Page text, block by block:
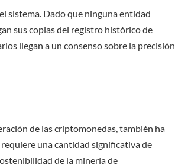
sistema. Dado que ninguna entidad
sus copias del registro histórico de
llegan a un consenso sobre la precisión
de las criptomonedas, también ha
una cantidad significativa de
de la minería de